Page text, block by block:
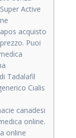
Active
acquisto
Puoi
Tadalafil
Cialis
canadesi
online.
online